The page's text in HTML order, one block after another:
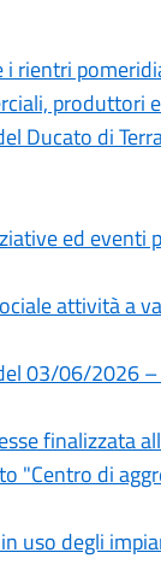
rientri
produttori
Ducato di
ed eventi
attività a
03/06/2026
finalizzata
"Centro di
uso degli